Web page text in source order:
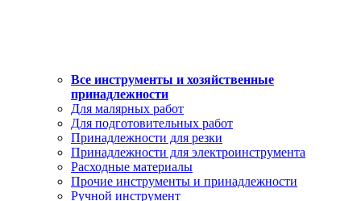
Все инструменты и хозяйственные
принадлежности
Для малярных работ
Для подготовительных работ
Принадлежности для резки
Принадлежности для электроинструмента
Расходные материалы
Прочие инструменты и принадлежности
Ручной инструмент